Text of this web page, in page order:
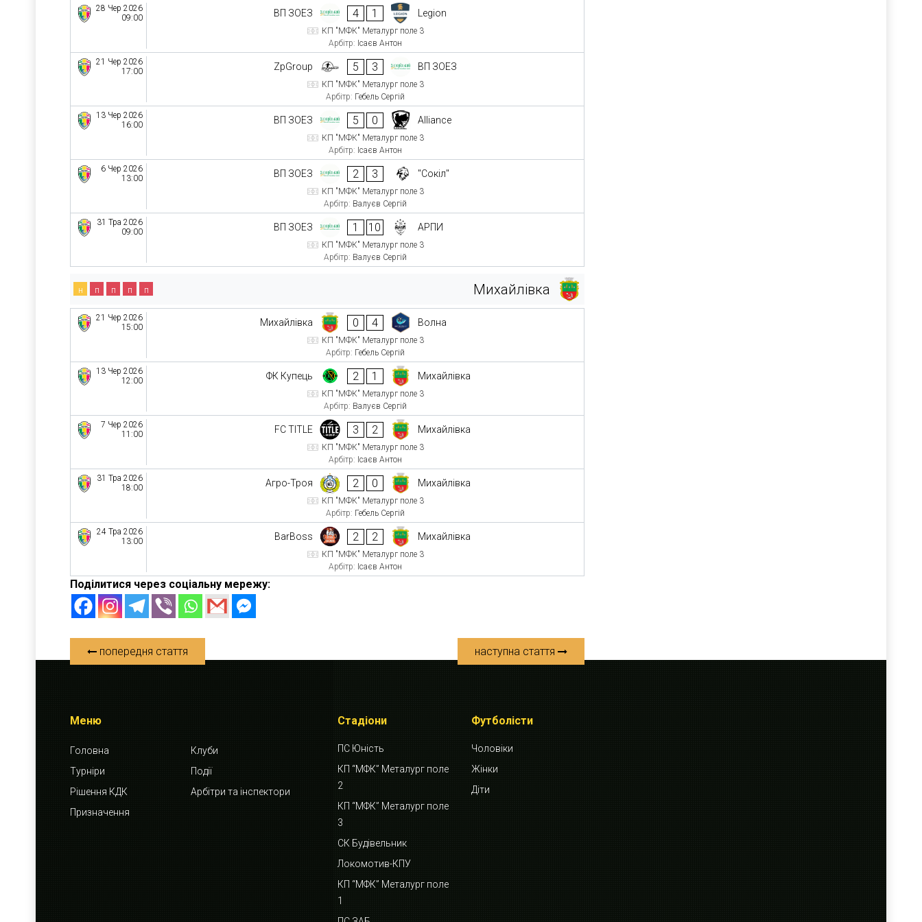
28 Чер 2026
09:00
ВП ЗОЕЗ 4 1 Legion
КП "МФК" Металург поле 3
Арбітр: Ісаєв Антон
21 Чер 2026
17:00
ZpGroup 5 3 ВП ЗОЕЗ
КП "МФК" Металург поле 3
Арбітр: Гебель Сергій
13 Чер 2026
16:00
ВП ЗОЕЗ 5 0 Alliance
КП "МФК" Металург поле 3
Арбітр: Ісаєв Антон
6 Чер 2026
13:00
ВП ЗОЕЗ 2 3 "Сокіл"
КП "МФК" Металург поле 3
Арбітр: Валуєв Сергій
31 Тра 2026
09:00
ВП ЗОЕЗ 1 10 АРПИ
КП "МФК" Металург поле 3
Арбітр: Валуєв Сергій
Михайлівка
н п п п п
21 Чер 2026
15:00
Михайлівка 0 4 Волна
КП "МФК" Металург поле 3
Арбітр: Гебель Сергій
13 Чер 2026
12:00
ФК Купець 2 1 Михайлівка
КП "МФК" Металург поле 3
Арбітр: Валуєв Сергій
7 Чер 2026
11:00
FC TITLE 3 2 Михайлівка
КП "МФК" Металург поле 3
Арбітр: Ісаєв Антон
31 Тра 2026
18:00
Агро-Троя 2 0 Михайлівка
КП "МФК" Металург поле 3
Арбітр: Гебель Сергій
24 Тра 2026
13:00
BarBoss 2 2 Михайлівка
КП "МФК" Металург поле 3
Арбітр: Ісаєв Антон
Поділитися через соціальну мережу:
попередня стаття наступна стаття
Меню
Головна
Клуби
Турніри
Події
Рішення КДК
Арбітри та інспектори
Призначення
Стадіони
ПС Юність
КП “МФК” Металург поле
2
КП “МФК” Металург поле
3
СК Будівельник
Локомотив-КПУ
КП “МФК” Металург поле
1
Футболісти
Чоловіки
Жінки
Діти